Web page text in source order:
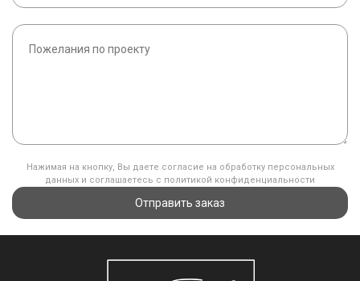
Нажимая на кнопку, Вы даете согласие на обработку персональных
данных и соглашаетесь с политикой конфиденциальности
Отправить заказ